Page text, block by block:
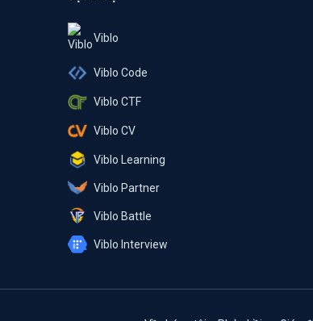
Viblo
Viblo Code
Viblo CTF
Viblo CV
Viblo Learning
Viblo Partner
Viblo Battle
Viblo Interview